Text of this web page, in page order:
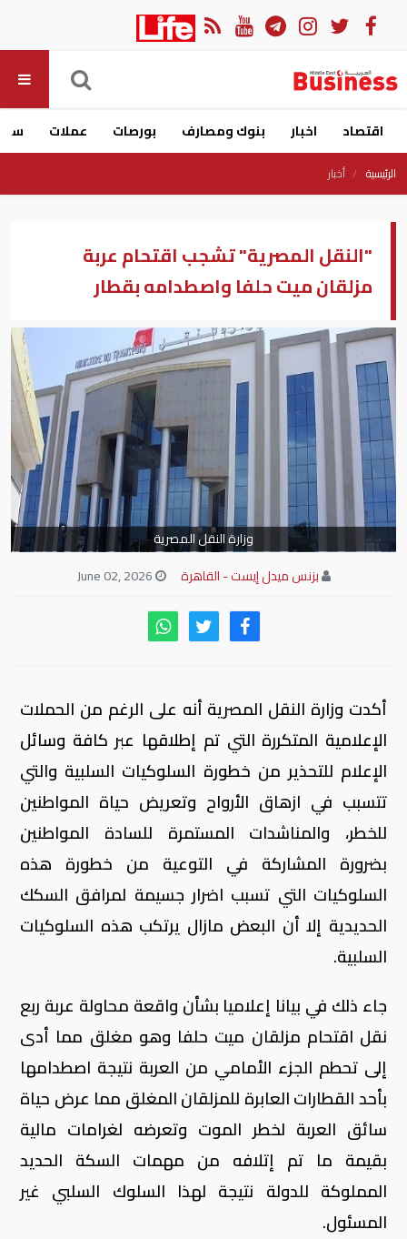
اقتصاد اخبار بنوك ومصارف بورصات عملات
الرئيسية أخبار
"النقل المصرية" تشجب اقتحام عربة
مزلقان ميت حلفا واصطدامه بقطار
وزارة النقل المصرية
بزنس ميدل إيست - القاهرة
أكدت وزارة النقل المصرية أنه على الرغم من الحملات
الإعلامية المتكررة التي تم إطلاقها عبر كافة وسائل
الإعلام للتحذير من خطورة السلوكيات السلبية والتي
تتسبب في ازهاق الأرواح وتعريض حياة المواطنين
للخطر، والمناشدات المستمرة للسادة المواطنين
بضرورة المشاركة في التوعية من خطورة هذه
السلوكيات التي تسبب اضرار جسيمة لمرافق السكك
الحديدية إلا أن البعض مازال يرتكب هذه السلوكيات
السلبية.
جاء ذلك في بيانا إعلاميا بشأن واقعة محاولة عربة ربع
نقل اقتحام مزلقان ميت حلفا وهو مغلق مما أدى
إلى تحطم الجزء الأمامي من العربة نتيجة اصطدامها
بأحد القطارات العابرة للمزلقان المغلق مما عرض حياة
سائق العربة لخطر الموت وتعرضه لغرامات مالية
بقيمة ما تم إتلافه من مهمات السكة الحديد
المملوكة للدولة نتيجة لهذا السلوك السلبي غير
المسئول.